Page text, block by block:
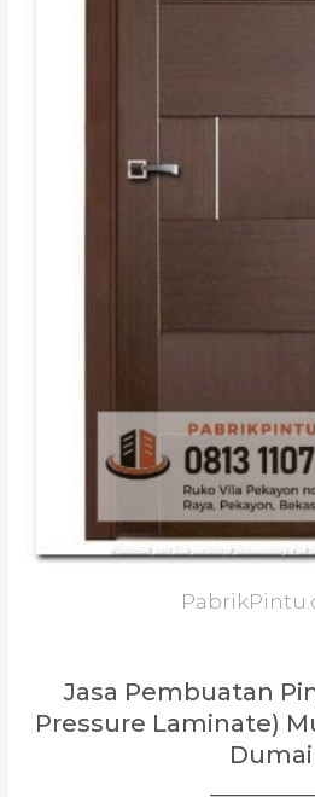
Jasa Pembuatan
Pressure Laminate)
Dumai